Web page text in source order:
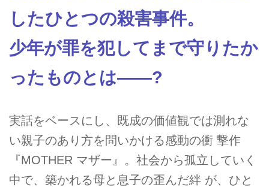
したひとつの殺害事件。
少年が罪を犯してまで守りたか
ったものとは——?
実話をベースにし、既成の価値観では測れな
い親子のあり方を問いかける感動の衝 撃作
『MOTHER マザー』。社会から孤立していく
中で、築かれる母と息子の歪んだ絆 が、ひと